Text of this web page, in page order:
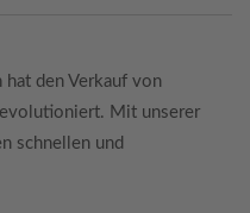
hat den Verkauf von
Mit unserer
schnellen und